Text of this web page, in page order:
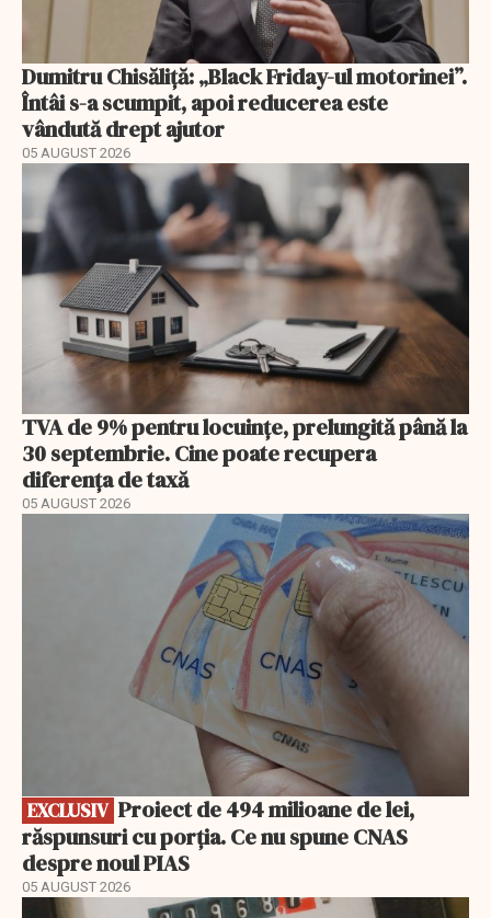
Dumitru Chisăliță: „Black Friday-ul motorinei”.
Întâi s-a scumpit, apoi reducerea este
vândută drept ajutor
05 AUGUST 2026
TVA de 9% pentru locuințe, prelungită până la
30 septembrie. Cine poate recupera
diferența de taxă
05 AUGUST 2026
EXCLUSIV
răspunsuri cu porția. Ce nu spune CNAS
despre noul PIAS
05 AUGUST 2026